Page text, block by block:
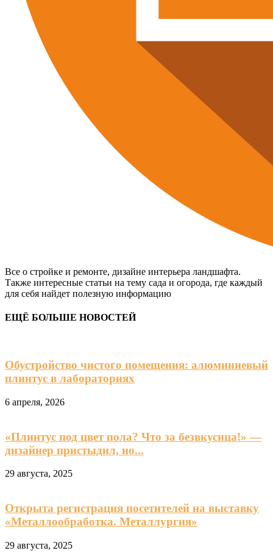
Все о стройке и ремонте, дизайне интерьера ландшафта.
Также интересные статьи на тему сада и огорода, где каждый
для себя найдет полезную информацию
ЕЩЁ БОЛЬШЕ НОВОСТЕЙ
Обустройство чистого помещения: алюминиевый
плинтус в лабораториях
6 апреля, 2026
«Плинтус под цвет пола? Что за безвкусица!» —
дизайнер пристыдил, но...
29 августа, 2025
Открыта регистрация посетителей на выставку
«Металлообработка. Металлургия»
29 августа, 2025